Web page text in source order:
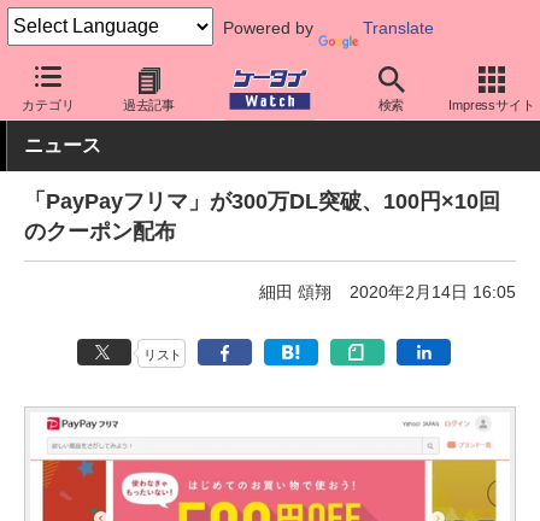
Powered by Translate
カテゴリ 過去記事 検索 Impressサイト
ケータイ Watch アプリ・サービス 決済/金融
ニュース
「PayPayフリマ」が300万DL突破、100円×10回
のクーポン配布
細田 頌翔 2020年2月14日 16:05
リスト